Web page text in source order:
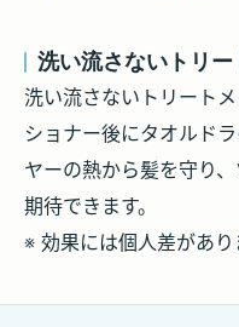
洗い流さないトリ
洗い流さないトリート
ショナー後にタオルド
ヤーの熱から髪を守り
期待できます。
※ 効果には個人差があり